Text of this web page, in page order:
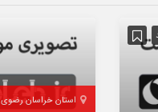
استان خراسان رضوی